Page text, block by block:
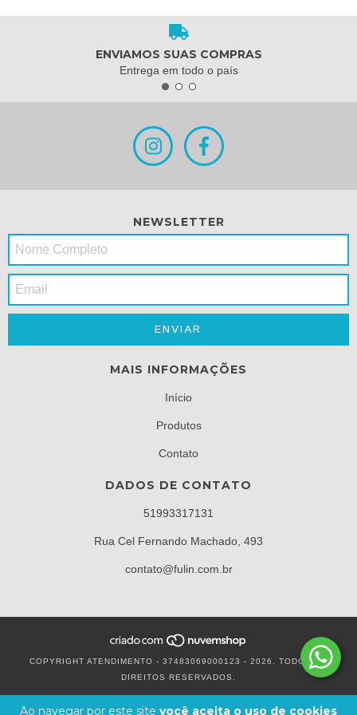
Ao navegar por este site você aceita o uso de cookies
ENVIAMOS SUAS COMPRAS
Entrega em todo o país
NEWSLETTER
MAIS INFORMAÇÕES
Início
Produtos
Contato
DADOS DE CONTATO
51993317131
Rua Cel Fernando Machado, 493
contato@fulin.com.br
COPYRIGHT ATENDIMENTO - 37483069000123 - 2026. TODOS OS
DIREITOS RESERVADOS.